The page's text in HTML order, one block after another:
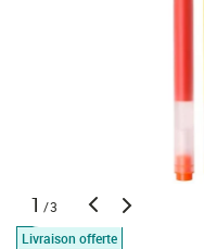
1 /3
Livraison offerte